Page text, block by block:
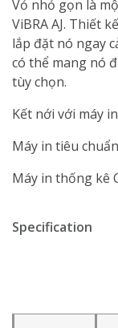
Vỏ nhỏ gọn là
ViBRA AJ. Thiết
lắp đặt nó ngay
có thể mang nó
tùy chọn.
Kết nới với máy
Máy in tiêu
Máy in thống kê
Specification